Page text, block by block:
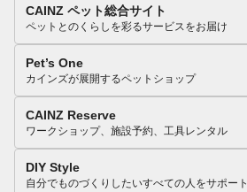
CAINZ ペット総合サイト
ペットとのくらしを彩るサービスをお届け
Pet’s One
カインズが展開するペットショップ
CAINZ Reserve
ワークショップ、施設予約、工具レンタル
DIY Style
自分でものづくりしたいすべての人をサポート